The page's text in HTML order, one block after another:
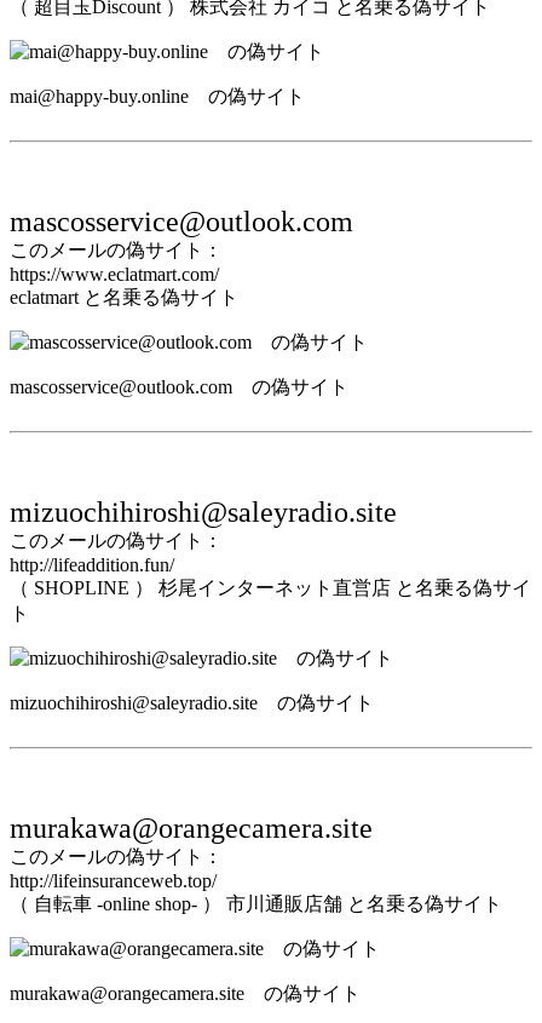
（ 超目玉Discount ） 株式会社 カイコ と名乗る偽サイト
mai@happy-buy.online の偽サイト
mascosservice@outlook.com
このメールの偽サイト：
https://www.eclatmart.com/
eclatmart と名乗る偽サイト
mascosservice@outlook.com の偽サイト
mizuochihiroshi@saleyradio.site
このメールの偽サイト：
http://lifeaddition.fun/
（ SHOPLINE ） 杉尾インターネット直営店 と名乗る偽サイ
ト
mizuochihiroshi@saleyradio.site の偽サイト
murakawa@orangecamera.site
このメールの偽サイト：
http://lifeinsuranceweb.top/
（ 自転車 -online shop- ） 市川通販店舗 と名乗る偽サイト
murakawa@orangecamera.site の偽サイト